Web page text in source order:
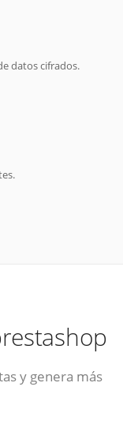
datos cifrados.
y genera más